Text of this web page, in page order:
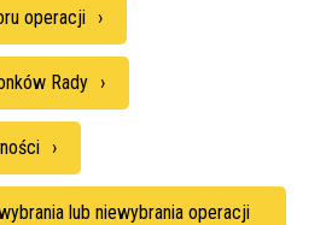
operacji
Rady
lub niewybrania operacji